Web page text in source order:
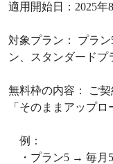
適用開始日：2025年
対象プラン： プラ
ン、スタンダードプ
無料枠の内容： ご
「そのままアップ
例：
・プラン5 → 毎月5